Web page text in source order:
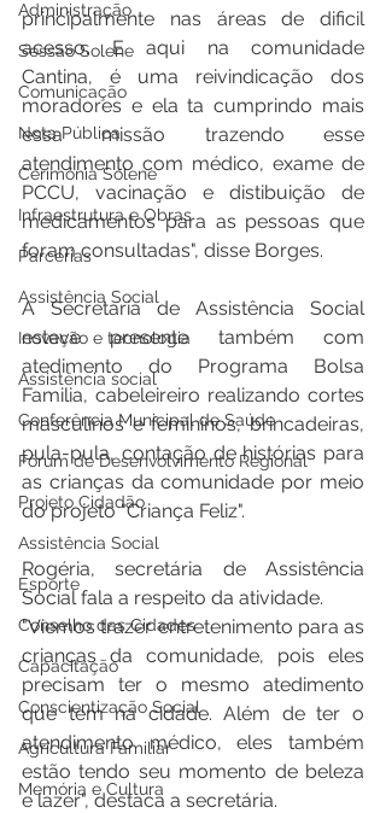
Administração
Sessão Solene
Comunicação
Nota Pública
Cerimônia Solene
Infraestrutura e Obras
Parcerias
Assistência Social
Inovação e tecnologia
Assistência social
Conferência Municipal de Saúde
Fórum de Desenvolvimento Regional
Projeto Cidadão
Assistência Social
Esporte
Conselho das Cidades
Capacitação
Conscientização Social
Agricultura Familiar
Memória e Cultura
principalmente nas áreas de dificil
acesso. E aqui na comunidade
Cantina, é uma reivindicação dos
moradores e ela ta cumprindo mais
essa missão trazendo esse
atendimento com médico, exame de
PCCU, vacinação e distibuição de
medicamentos para as pessoas que
foram consultadas", disse Borges.
A Secretaria de Assistência Social
esteve presente também com
atedimento do Programa Bolsa
Familia, cabeleireiro realizando cortes
masculinos e femininos, brincadeiras,
pula-pula, contação de histórias para
as crianças da comunidade por meio
do projeto "Criança Feliz".
Rogéria, secretária de Assistência
Social fala a respeito da atividade.
"Viemos trazer entretenimento para as
crianças da comunidade, pois eles
precisam ter o mesmo atedimento
que tem na cidade. Além de ter o
atendimento médico, eles também
estão tendo seu momento de beleza
e lazer", destaca a secretária.